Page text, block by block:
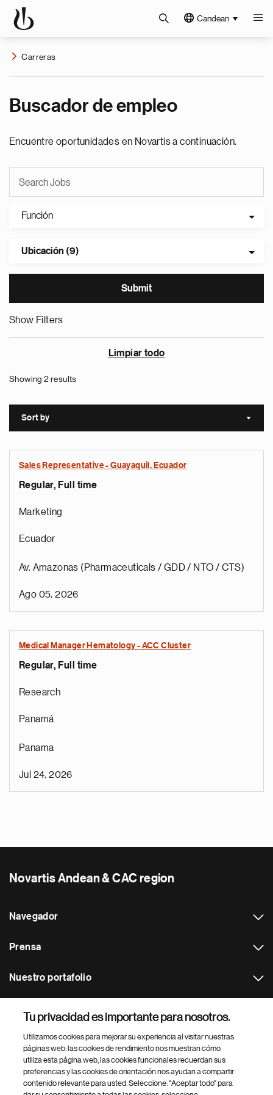
Candean
Carreras
Buscador de empleo
Encuentre oportunidades en Novartis a continuación.
Función
Ubicación (9)
Show Filters
Limpiar todo
Showing 2 results
Sort by Sort
Sales Representative - Guayaquil, Ecuador
Regular, Full time
Marketing
Ecuador
Av. Amazonas (Pharmaceuticals / GDD / NTO / CTS)
Ago 05, 2026
Medical Manager Hematology - ACC Cluster
Regular, Full time
Research
Panamá
Panama
Jul 24, 2026
Novartis Andean & CAC region
Navegador
Prensa
Nuestro portafolio
Footer Site Search
Tu privacidad es importante para nosotros.
Utilizamos cookies para mejorar su experiencia al visitar nuestras
páginas web: las cookies de rendimiento nos muestran cómo
utiliza esta página web, las cookies funcionales recuerdan sus
preferencias y las cookies de orientación nos ayudan a compartir
contenido relevante para usted. Seleccione: "Aceptar todo" para